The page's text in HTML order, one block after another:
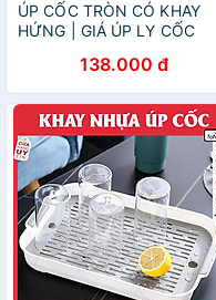
ÚP CỐC TRÒN CÓ KHAY
HỨNG | GIÁ ÚP LY CỐC
HỨNG TRÒN HOME
LUXURY DECOR PHONG
CÁCH VINTAGE 2022 NEW
138.000 đ